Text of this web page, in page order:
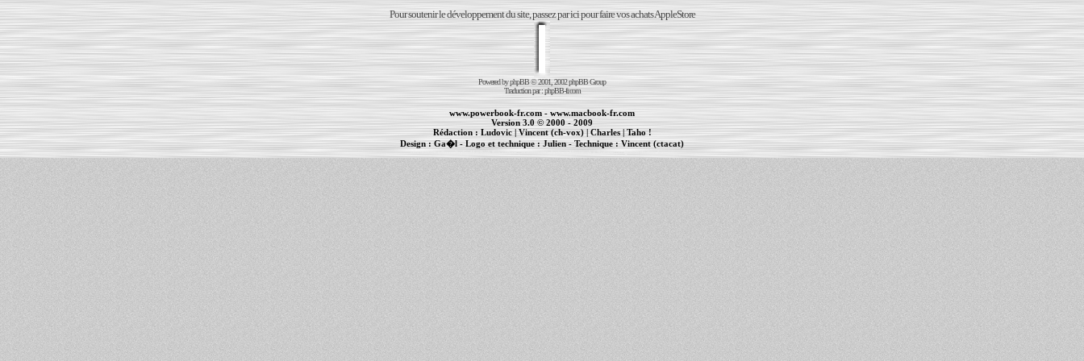
Pour soutenir le développement du site, passez par ici pour faire vos achats AppleStore
Powered byphpBB© 2001, 2002 phpBB Group
Traduction par :phpBB-fr.com
www.powerbook-fr.com - www.macbook-fr.com
Version 3.0 © 2000 - 2009
Rédaction : Ludovic|Vincent (ch-vox)| Charles|Taho !
Design :Ga�l - Logo et technique : Julien - Technique :Vincent (ctacat)
| | cr�ation de sites Internet